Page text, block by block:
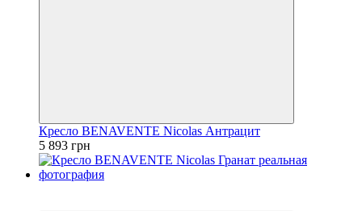
Кресло BENAVENTE Nicolas Антрацит
5 893 грн